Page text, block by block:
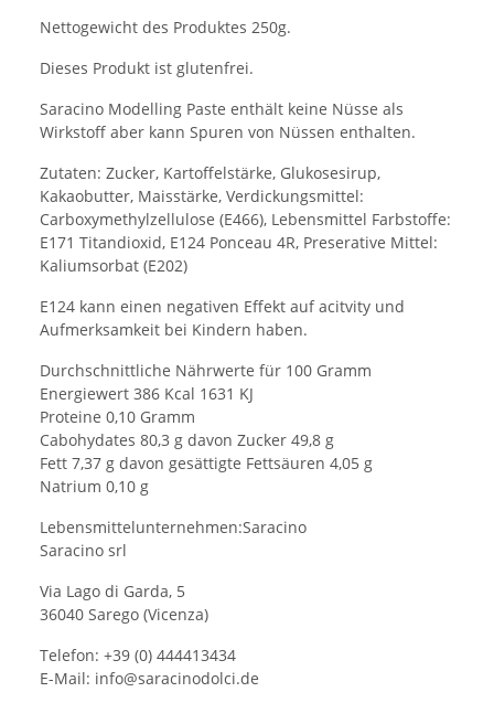
Nettogewicht des Produktes 250g.
Dieses Produkt ist glutenfrei.
Saracino Modelling Paste enthält keine Nüsse als
Wirkstoff aber kann Spuren von Nüssen enthalten.
Zutaten: Zucker, Kartoffelstärke, Glukosesirup,
Kakaobutter, Maisstärke, Verdickungsmittel:
Carboxymethylzellulose (E466), Lebensmittel Farbstoffe:
E171 Titandioxid, E124 Ponceau 4R, Preserative Mittel:
Kaliumsorbat (E202)
E124 kann einen negativen Effekt auf acitvity und
Aufmerksamkeit bei Kindern haben.
Durchschnittliche Nährwerte für 100 Gramm
Energiewert 386 Kcal 1631 KJ
Proteine 0,10 Gramm
Cabohydates 80,3 g davon Zucker 49,8 g
Fett 7,37 g davon gesättigte Fettsäuren 4,05 g
Natrium 0,10 g
Lebensmittelunternehmen:Saracino
Saracino srl
Via Lago di Garda, 5
36040 Sarego (Vicenza)
Telefon: +39 (0) 444413434
E-Mail: info@saracinodolci.de